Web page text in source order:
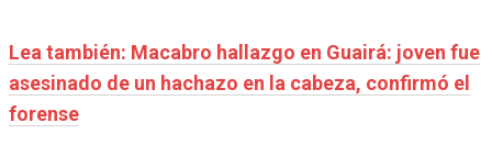
Lea también: Macabro hallazgo en Guairá: joven fue
asesinado de un hachazo en la cabeza, confirmó el
forense